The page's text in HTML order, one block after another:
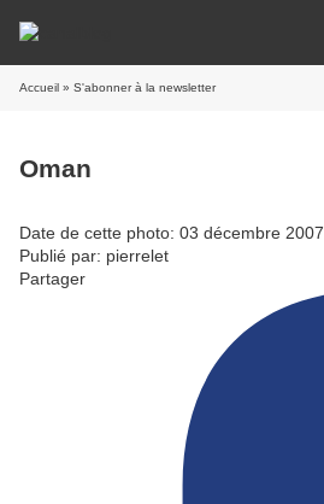
Accueil » S'abonner à la newsletter
Oman
Date de cette photo: 03 décembre 2007
Publié par: pierrelet
Partager